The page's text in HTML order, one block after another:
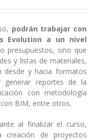
podrán trabajar con
Evolution a un nivel
presupuestos, sino que
y listas de materiales,
desde y hacia formatos
generar reportes de la
con metodología
BIM, entre otros.
al finalizar el curso,
de proyectos